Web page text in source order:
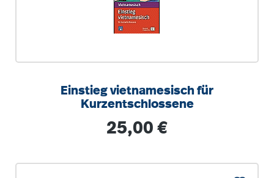
Einstieg vietnamesisch für
Kurzentschlossene
Regulärer Preis:
25,00 €